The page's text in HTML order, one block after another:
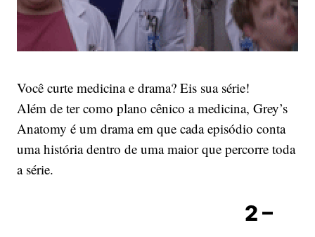
Você curte medicina e drama? Eis sua série!
Além de ter como plano cênico a medicina, Grey’s
Anatomy é um drama em que cada episódio conta
uma história dentro de uma maior que percorre toda
a série.
2 –